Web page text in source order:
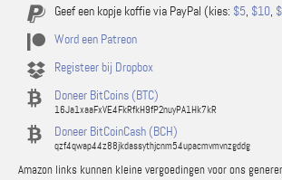
Geef een kopje koffie via PayPal (kies: $5, $10,
Word een Patreon
Registeer bij Dropbox
Doneer BitCoins (BTC)
16Ja1xaaFxVE4FkRfkH9fP2nuyPA1Hk7kR
Doneer BitCoinCash (BCH)
qzf4qwap44z88jkdassythjcnm54upacmvmvnzgddg
Amazon links kunnen kleine vergoedingen voor ons